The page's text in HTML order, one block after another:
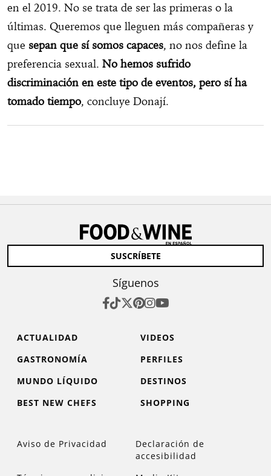
en el 2019. No se trata de ser las primeras o la
últimas. Queremos que lleguen más compañeras y
que sepan que sí somos capaces, no nos define la
preferencia sexual. No hemos sufrido
discriminación en este tipo de eventos, pero sí ha
tomado tiempo, concluye Donají.
SUSCRÍBETE
Síguenos
ACTUALIDAD
VIDEOS
GASTRONOMÍA
PERFILES
MUNDO LÍQUIDO
DESTINOS
BEST NEW CHEFS
SHOPPING
Aviso de Privacidad
Declaración de
accesibilidad